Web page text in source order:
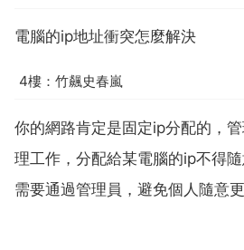
電腦的ip地址衝突怎麼解決
4樓：竹飆史春嵐
你的網路肯定是固定ip分配的，
理工作，分配給某電腦的ip不得
需要通過管理員，避免個人隨意